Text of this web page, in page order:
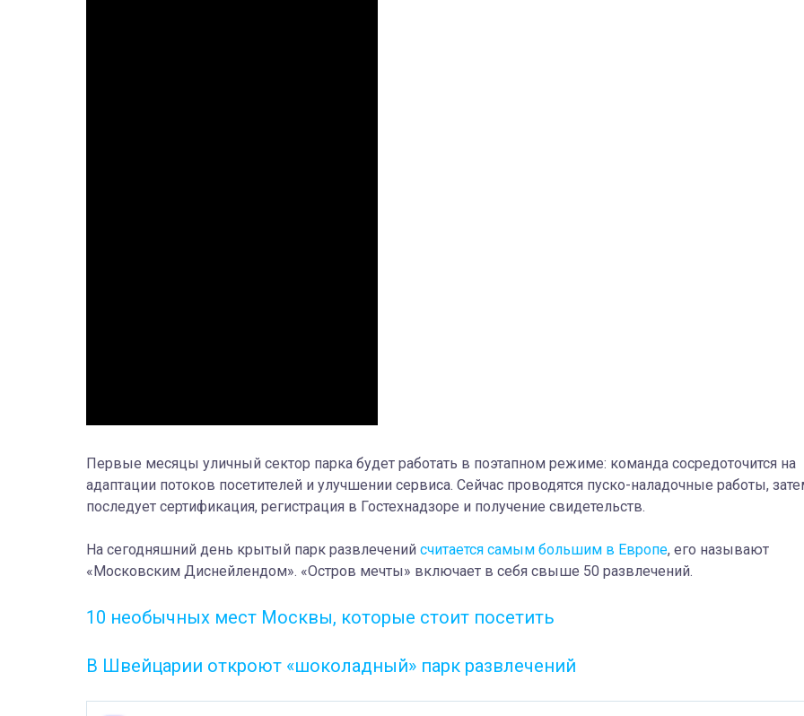
Первые месяцы уличный сектор парка будет работать в поэтапном режиме: команда сосредоточится на
адаптации потоков посетителей и улучшении сервиса. Сейчас проводятся пуско-наладочные работы,
последует сертификация, регистрация в Гостехнадзоре и получение свидетельств.
На сегодняшний день крытый парк развлечений считается самым большим в Европе, его называют
«Московским Диснейлендом». «Остров мечты» включает в себя свыше 50 развлечений.
10 необычных мест Москвы, которые стоит посетить
В Швейцарии откроют «шоколадный» парк развлечений